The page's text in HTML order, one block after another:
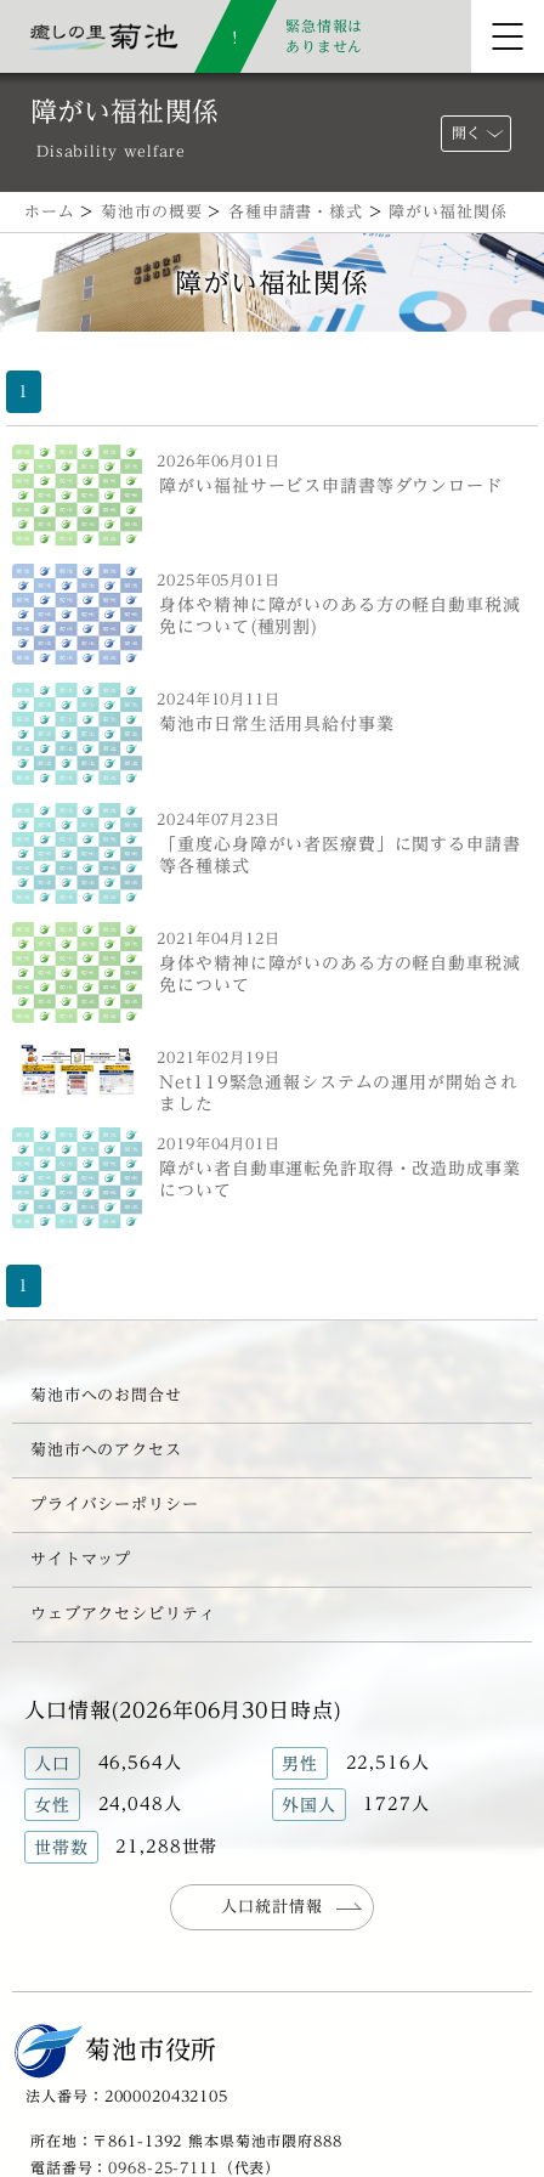
緊急情報は
ありません
障がい福祉関係
Disability welfare
開く
ホーム > 菊池市の概要 > 各種申請書・様式 > 障がい福祉関係
障がい福祉関係
1
2026年06月01日
障がい福祉サービス申請書等ダウンロード
2025年05月01日
身体や精神に障がいのある方の軽自動車税減
免について(種別割)
2024年10月11日
菊池市日常生活用具給付事業
2024年07月23日
「重度心身障がい者医療費」に関する申請書
等各種様式
2021年04月12日
身体や精神に障がいのある方の軽自動車税減
免について
2021年02月19日
Net119緊急通報システムの運用が開始され
ました
2019年04月01日
障がい者自動車運転免許取得・改造助成事業
について
菊池市へのお問合せ
菊池市へのアクセス
プライバシーポリシー
サイトマップ
ウェブアクセシビリティ
人口情報(2026年06月30日時点)
人口 46,564人 男性 22,516人
女性 24,048人 外国人 1727人
世帯数 21,288世帯
人口統計情報
菊池市役所
法人番号：2000020432105
所在地：〒861-1392 熊本県菊池市隈府888
電話番号：0968-25-7111 （代表）